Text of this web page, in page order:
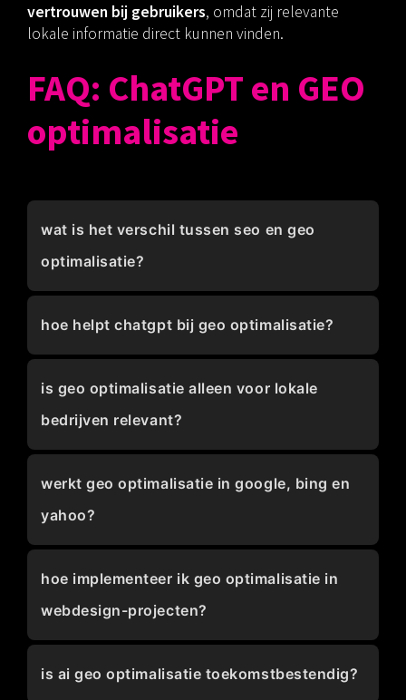
vertrouwen bij gebruikers, omdat zij relevante
lokale informatie direct kunnen vinden.
FAQ: ChatGPT en GEO
optimalisatie
wat is het verschil tussen seo en geo
optimalisatie?
hoe helpt chatgpt bij geo optimalisatie?
is geo optimalisatie alleen voor lokale
bedrijven relevant?
werkt geo optimalisatie in google, bing en
yahoo?
hoe implementeer ik geo optimalisatie in
webdesign-projecten?
is ai geo optimalisatie toekomstbestendig?